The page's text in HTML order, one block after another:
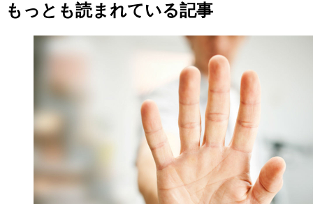
もっとも読まれている記事